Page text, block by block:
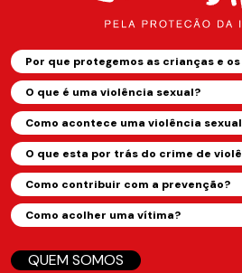
Por que protegemos as crianças e
O que é uma violência sexual?
Como acontece uma violência
O que esta por trás do crime de
Como contribuir com a prevenção?
Como acolher uma vítima?
QUEM SOMOS